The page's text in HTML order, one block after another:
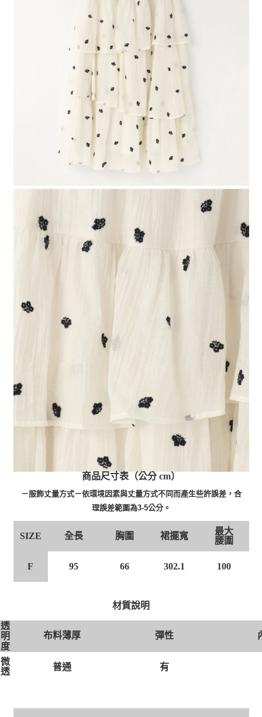
商品尺寸表（公分 cm）
－服飾丈量方式－依環境因素與丈量方式不同而產生些許誤差，合
理誤差範圍為3-5公分。
SIZE 全長 胸圍 裙擺寬
最大
腰圍
F 95 66 302.1 100
材質說明
透
明
度
布料薄厚 彈性
微
透
普通 有